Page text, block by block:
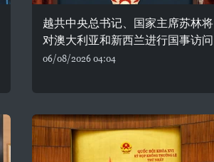
越共中央总书记、国家主席苏林将
对澳大利亚和新西兰进行国事访问
06/08/2026 04:04